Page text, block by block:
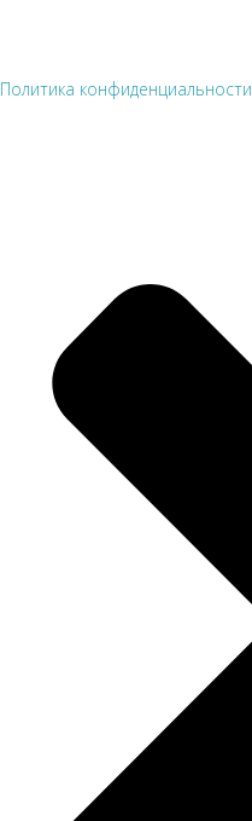
Политика конфиденциальности